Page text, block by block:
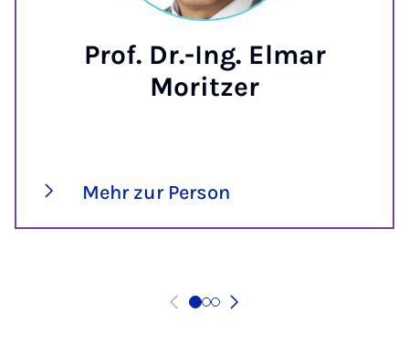
Prof. Dr.-Ing. Elmar
Moritzer
Mehr zur Person